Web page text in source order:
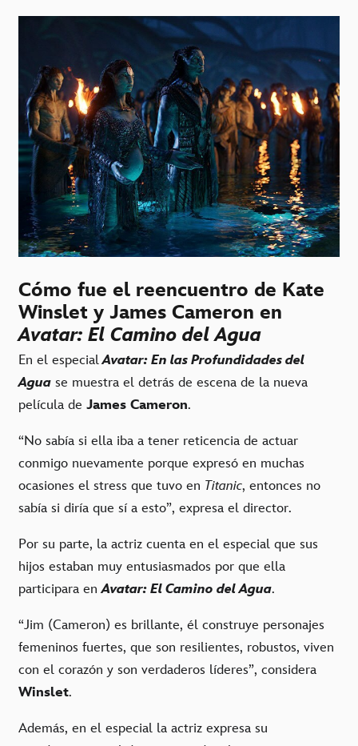
Cómo fue el reencuentro de Kate
Winslet y James Cameron en
Avatar: El Camino del Agua
En el especialAvatar: En las Profundidades del
Agua se muestra el detrás de escena de la nueva
película de James Cameron.
“No sabía si ella iba a tener reticencia de actuar
conmigo nuevamente porque expresó en muchas
ocasiones el stress que tuvo en Titanic, entonces no
sabía si diría que sí a esto”, expresa el director.
Por su parte, la actriz cuenta en el especial que sus
hijos estaban muy entusiasmados por que ella
participara enAvatar: El Camino del Agua.
“Jim (Cameron) es brillante, él construye personajes
femeninos fuertes, que son resilientes, robustos, viven
con el corazón y son verdaderos líderes”, considera
Winslet.
Además, en el especial la actriz expresa su